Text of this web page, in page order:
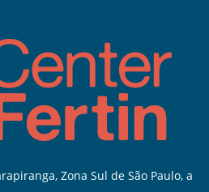
Zona Sul de São Paulo, a